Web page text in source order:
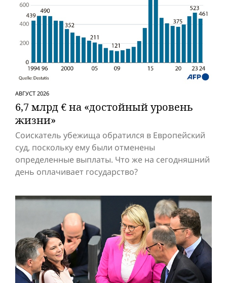
АВГУСТ 2026
6,7 млрд € на «достойный уровень
жизни»
Соискатель убежища обратился в Европейский
суд, поскольку ему были отменены
определенные выплаты. Что же на сегодняшний
день оплачивает государство?